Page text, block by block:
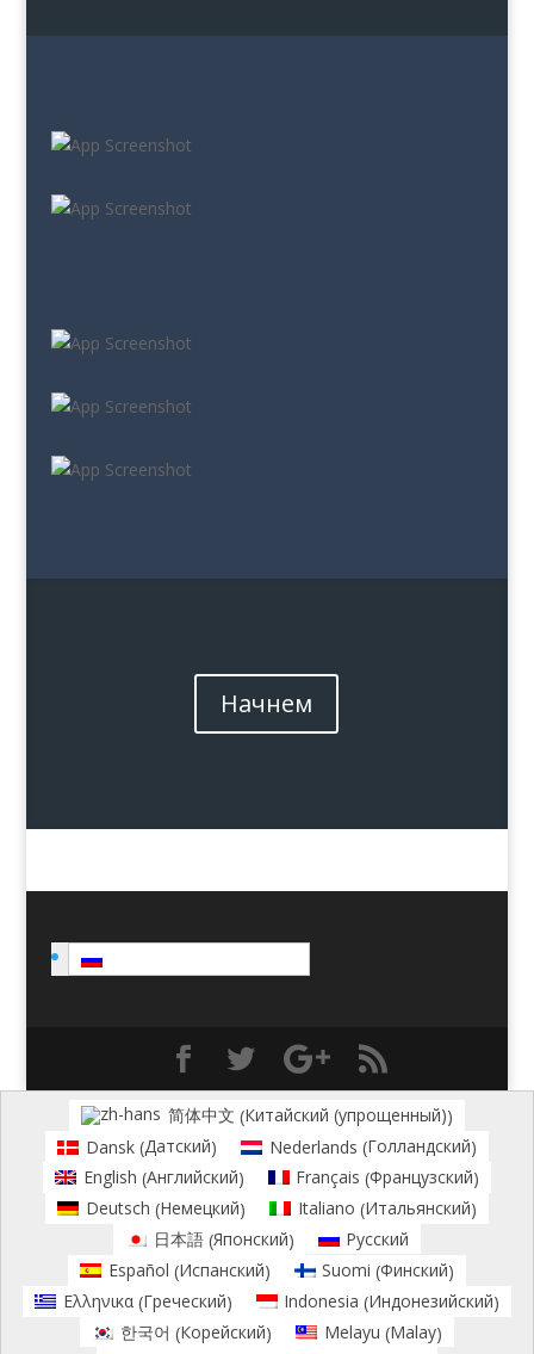
Начнем
简体中文 (Китайский (упрощенный))
Dansk (Датский) Nederlands (Голландский)
English (Английский) Français (Французский)
Deutsch (Немецкий) Italiano (Итальянский)
日本語(Японский)
Русский
Español (Испанский) Suomi (Финский)
Ελληνικα(Греческий) Indonesia (Индонезийский)
한국어 (Корейский) Melayu (Malay)